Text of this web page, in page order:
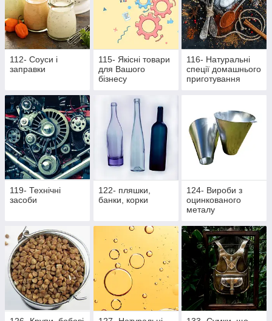
112- Соуси і
заправки
115- Якісні товари
для Вашого
бізнесу
116- Натуральні
спеції домашнього
приготування
119- Технічні
засоби
122- пляшки,
банки, корки
124- Вироби з
оцинкованого
металу